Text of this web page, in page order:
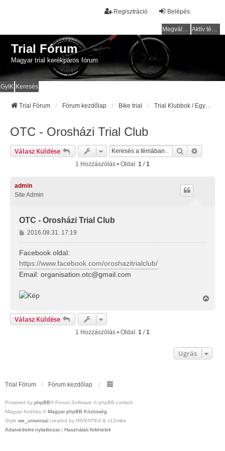
Belépés
Regisztráció
Megválaszolatlan témák Aktív témák
Trial Fórum
Magyar trial kerékpáros fórum
GyIK Keresés
Trial Fórum Fórum kezdőlap Bike trial
OTC - Orosházi Trial Club
Válasz Küldése Keresés
1 Hozzászólás • Oldal: 1 /1
admin
Site Admin
OTC - Orosházi Trial Club
H
o
á
s
ó
á
s
2016.08.31. 17:19
Facebook oldal:
https://www.facebook.com/oroshazitrialclub/
Email: organisation.otc@gmail.com
a
Válasz Küldése
1 Hozzászólás • Oldal: 1 /1
Ugrás
Trial Fórum Fórum kezdőlap
Powered by phpBB® Forum Software © phpBB Limited
Magyar fordítás © Magyar phpBB Közösség
Style we_universal created by INVENTEA & v12mike
Adatvédelmi nyilatkozat | Használati feltételek